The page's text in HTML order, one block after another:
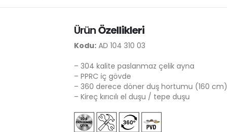
ÜrünÖzellikleri
Kodu: AD 104 310 03
– 304 kalite paslanmaz çelik ayna
– PPRC iç gövde
– 360 derece döner duş hortumu (160 cm)
– Kireç kırıcılı el duşu / tepe duşu